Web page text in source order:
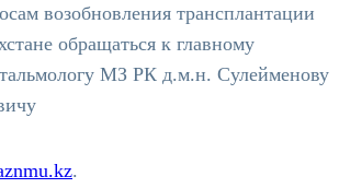
возобновления трансплантации
обращаться к главному
МЗ РК д.м.н. Сулейменову
.